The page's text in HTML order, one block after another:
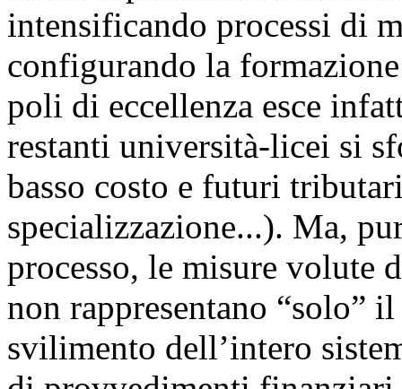
intensificando processi di
configurando la
poli di eccellenza esce
restanti università-licei si
basso costo e futuri
specializzazione...). Ma,
processo, le misure volute
non rappresentano “solo”
svilimento dell’intero